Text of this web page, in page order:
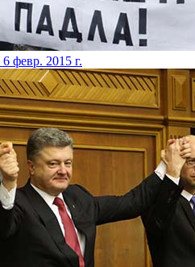
6 февр. 2015 г.